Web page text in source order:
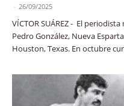
- 26/09/2025
VÍCTOR SUÁREZ - El
Pedro González, Nueva
Houston, Texas. En octubre